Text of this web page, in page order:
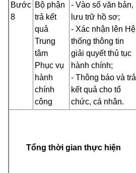
Bước
8
Bộ phận
trả kết
quả
Trung
tâm
Phục vụ
hành
chính
công
- Vào số văn bản,
lưu trữ hồ sơ;
- Xác nhận lên Hệ
thống thông tin
giải quyết thủ tục
hành chính;
- Thông báo và trả
kết quả cho tổ
chức, cá nhân.
Tổng thời gian thực hiện